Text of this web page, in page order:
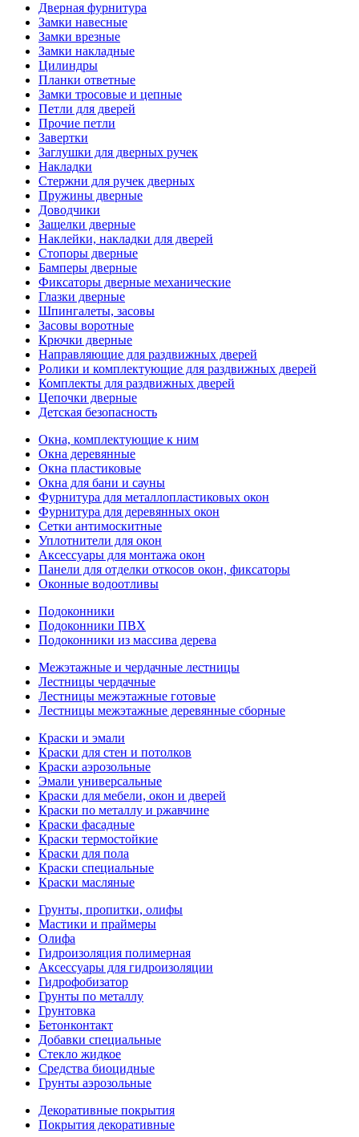
Дверная фурнитура
Замки навесные
Замки врезные
Замки накладные
Цилиндры
Планки ответные
Замки тросовые и цепные
Петли для дверей
Прочие петли
Завертки
Заглушки для дверных ручек
Накладки
Стержни для ручек дверных
Пружины дверные
Доводчики
Защелки дверные
Наклейки, накладки для дверей
Стопоры дверные
Бамперы дверные
Фиксаторы дверные механические
Глазки дверные
Шпингалеты, засовы
Засовы воротные
Крючки дверные
Направляющие для раздвижных дверей
Ролики и комплектующие для раздвижных дверей
Комплекты для раздвижных дверей
Цепочки дверные
Детская безопасность
Окна, комплектующие к ним
Окна деревянные
Окна пластиковые
Окна для бани и сауны
Фурнитура для металлопластиковых окон
Фурнитура для деревянных окон
Сетки антимоскитные
Уплотнители для окон
Аксессуары для монтажа окон
Панели для отделки откосов окон, фиксаторы
Оконные водоотливы
Подоконники
Подоконники ПВХ
Подоконники из массива дерева
Межэтажные и чердачные лестницы
Лестницы чердачные
Лестницы межэтажные готовые
Лестницы межэтажные деревянные сборные
Краски и эмали
Краски для стен и потолков
Краски аэрозольные
Эмали универсальные
Краски для мебели, окон и дверей
Краски по металлу и ржавчине
Краски фасадные
Краски термостойкие
Краски для пола
Краски специальные
Краски масляные
Грунты, пропитки, олифы
Мастики и праймеры
Олифа
Гидроизоляция полимерная
Аксессуары для гидроизоляции
Гидрофобизатор
Грунты по металлу
Грунтовка
Бетонконтакт
Добавки специальные
Стекло жидкое
Средства биоцидные
Грунты аэрозольные
Декоративные покрытия
Покрытия декоративные